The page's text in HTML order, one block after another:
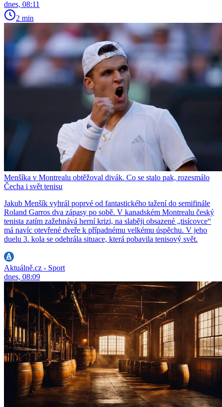
dnes, 08:11
2 min
Menšíka v Montrealu obtěžoval divák. Co se stalo pak, rozesmálo
Čecha i svět tenisu
Jakub Menšík vyhrál poprvé od fantastického tažení do semifinále
Roland Garros dva zápasy po sobě. V kanadském Montrealu český
tenista zatím zažehnává herní krizi, na slaběji obsazené „tisícovce“
má navíc otevřené dveře k případnému velkému úspěchu. V jeho
duelu 3. kola se odehrála situace, která pobavila tenisový svět.
Aktuálně.cz - Sport
dnes, 08:09